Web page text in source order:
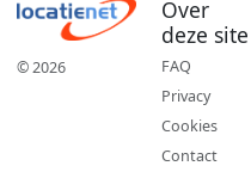
© 2026
Over
deze site
FAQ
Privacy
Cookies
Contact